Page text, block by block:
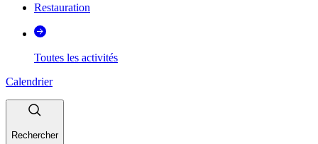
Restauration
Toutes les activités
Calendrier
Rechercher